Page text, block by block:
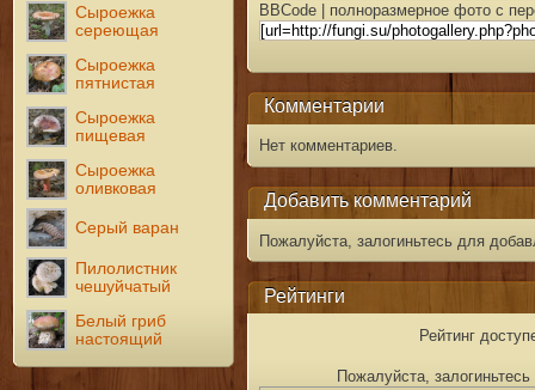
Сыроежка
сереющая
Сыроежка
пятнистая
Сыроежка
пищевая
Сыроежка
оливковая
Серый варан
Пилолистник
чешуйчатый
Белый гриб
настоящий
BBCode | полноразмерное фото с
Комментарии
Нет комментариев.
Добавить комментарий
Пожалуйста, залогиньтесь для
Рейтинги
Рейтинг
Пожалуйста,